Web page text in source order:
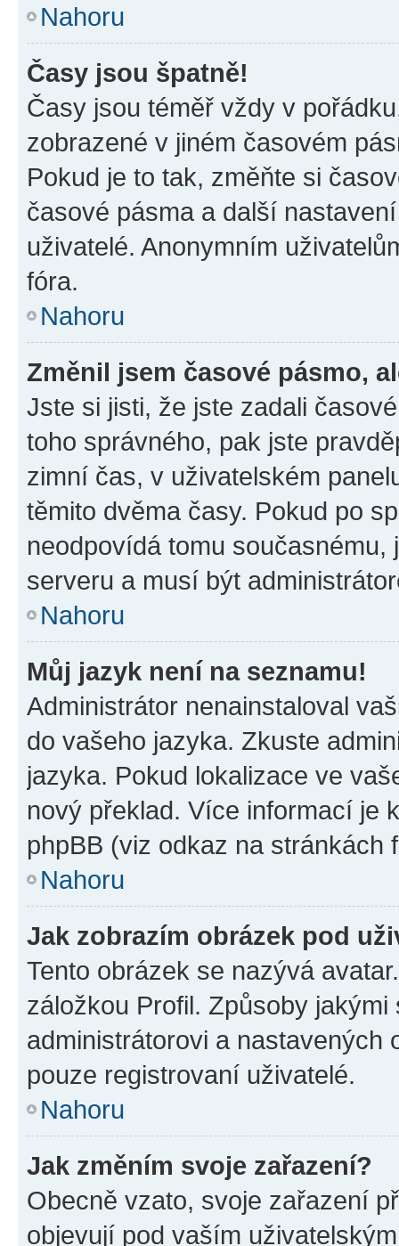
Nahoru
Časy jsou špatně!
Časy jsou téměř vždy v
zobrazené v jiném časovém
Pokud je to tak, změňte si
časové pásma a další
uživatelé. Anonymním
fóra.
Nahoru
Změnil jsem časové pásmo,
Jste si jisti, že jste zadali
toho správného, pak jste
zimní čas, v uživatelském
těmito dvěma časy. Pokud po
neodpovídá tomu
serveru a musí být
Nahoru
Můj jazyk není na seznamu!
Administrátor nenainstaloval
do vašeho jazyka. Zkuste
jazyka. Pokud lokalizace ve
nový překlad. Více informací je
phpBB (viz odkaz na stránkách
Nahoru
Jak zobrazím obrázek pod
Tento obrázek se nazývá
záložkou Profil. Způsoby
administrátorovi a nastavených
pouze registrovaní uživatelé.
Nahoru
Jak změním svoje zařazení?
Obecně vzato, svoje zařazení
objevují pod vaším